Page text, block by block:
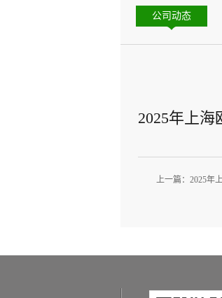
公司动态
2025年上
上一篇： 2025年